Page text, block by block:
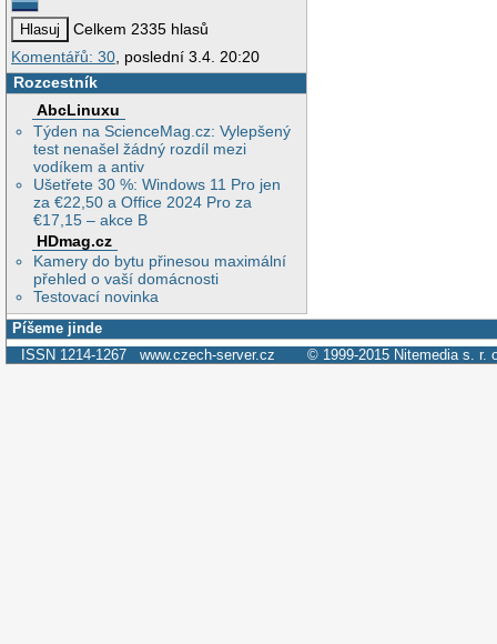
Celkem 2335 hlasů
Komentářů: 30, poslední 3.4. 20:20
Rozcestník
AbcLinuxu
Týden na ScienceMag.cz: Vylepšený
test nenašel žádný rozdíl mezi
vodíkem a antiv
Ušetřete 30 %: Windows 11 Pro jen
za €22,50 a Office 2024 Pro za
€17,15 – akce B
HDmag.cz
Kamery do bytu přinesou maximální
přehled o vaší domácnosti
Testovací novinka
Píšeme jinde
ISSN 1214-1267 www.czech-server.cz © 1999-2015 Nitemedia s. r.